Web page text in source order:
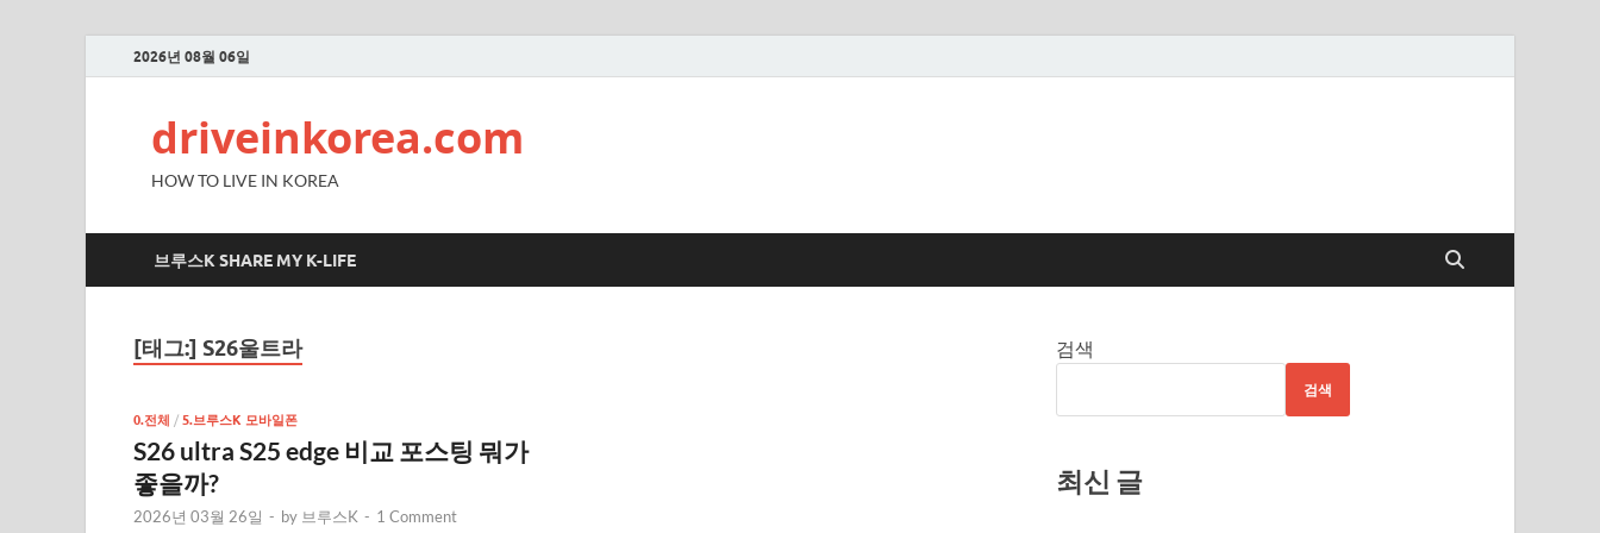
2026년 08월 06일
driveinkorea.com
HOW TO LIVE IN KOREA
브루스K SHARE MY K-LIFE
[태그:] S26울트라
0.전체 / 5.브루스K 모바일폰
S26 ultra S25 edge 비교 포스팅 뭐가
좋을까?
2026년 03월 26일 - by 브루스K - 1 Comment
검색
검색
최신 글